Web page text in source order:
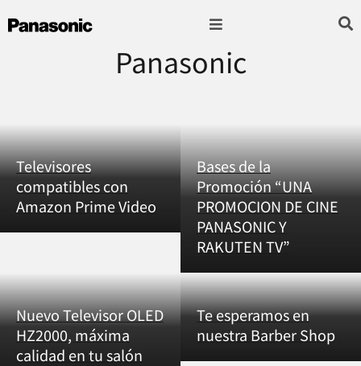
Panasonic
Televisores
compatibles con
Amazon Prime Video
Bases de la
Promoción “UNA
PROMOCION DE CINE
PANASONIC Y
RAKUTEN TV”
Nuevo Televisor OLED
HZ2000, máxima
calidad en tu salón
Te esperamos en
nuestra Barber Shop